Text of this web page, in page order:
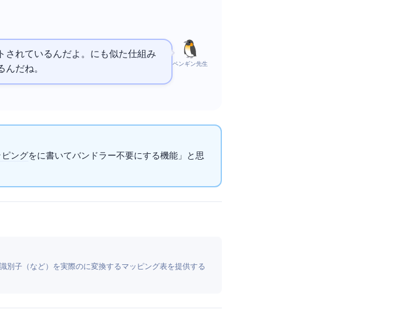
ペンギン先生
サポートされているんだよ。 にも似た仕組み
るんだね。
ングをに書いてバンドラー不要にする機能」と思
'lodash'など）を実際のURLに変換するマッピング表を提供する